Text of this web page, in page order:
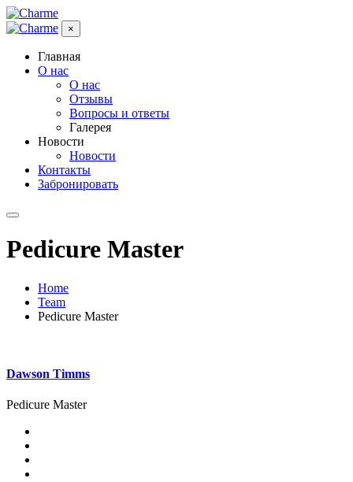
×
Главная
О нас
О нас
Отзывы
Вопросы и ответы
Галерея
Новости
Новости
Контакты
Забронировать
Pedicure Master
Home
Team
Pedicure Master
Dawson Timms
Pedicure Master